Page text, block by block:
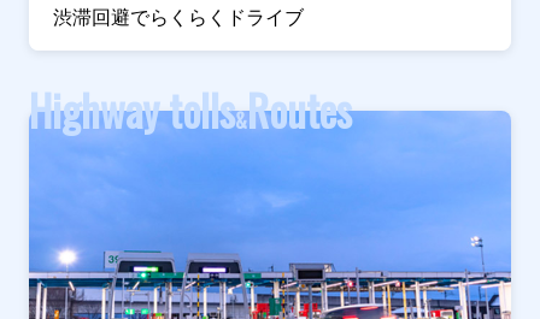
渋滞回避でらくらくドライブ
Highway tolls&Routes